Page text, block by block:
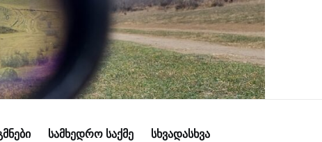
ᲡᲐᲛᲮᲔᲓᲠᲝ ᲡᲐᲥᲛᲔ ᲡᲮᲕᲐᲓᲐᲡᲮᲕᲐ